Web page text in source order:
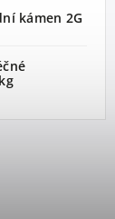
kámen 2G